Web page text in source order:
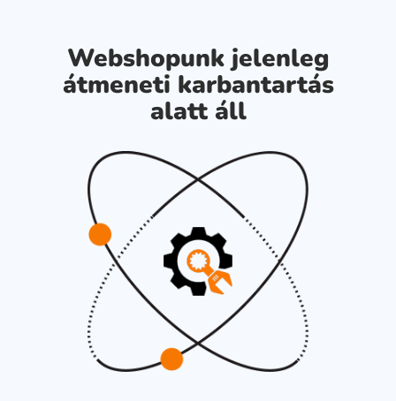
Webshopunk jelenleg
átmeneti karbantartás
alatt áll